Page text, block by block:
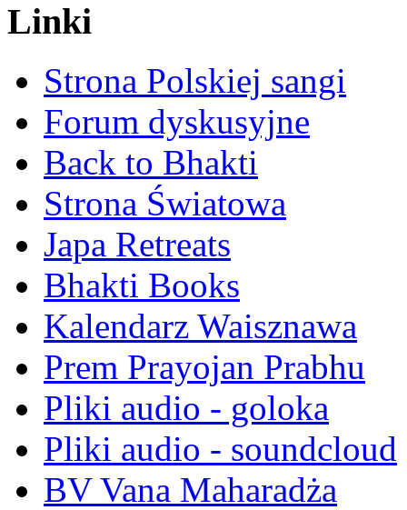
Linki
Strona Polskiej sangi
Forum dyskusyjne
Back to Bhakti
Strona Światowa
Japa Retreats
Bhakti Books
Kalendarz Waisznawa
Prem Prayojan Prabhu
Pliki audio - goloka
Pliki audio - soundcloud
BV Vana Maharadża